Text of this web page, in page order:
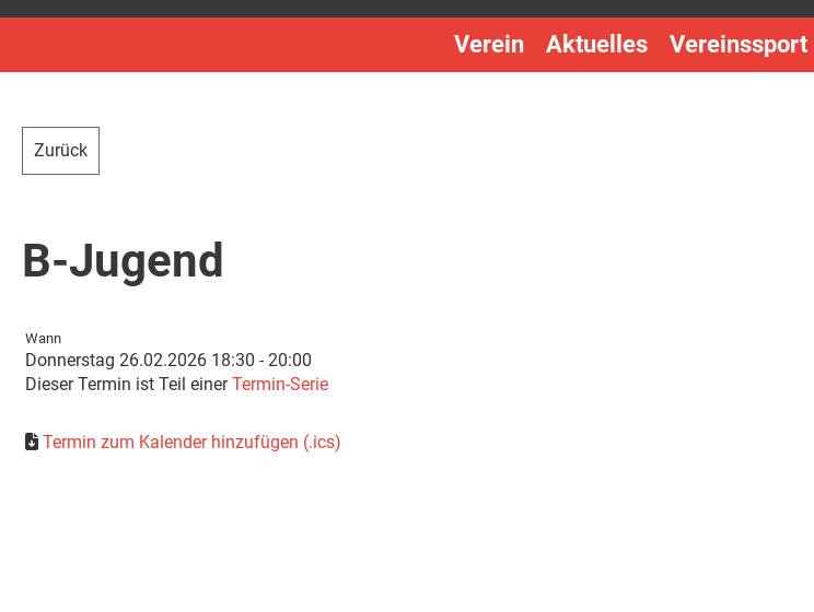
Verein Aktuelles Vereinssport
Zurück
B-Jugend
Wann
Donnerstag 26.02.2026 18:30 - 20:00
Dieser Termin ist Teil einerTermin-Serie
Termin zum Kalender hinzufügen (.ics)